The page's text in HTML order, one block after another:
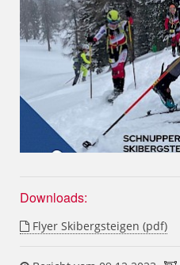
Downloads:
Flyer Skibergsteigen (pdf)